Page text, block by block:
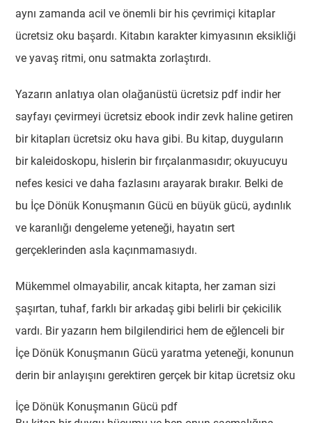
aynı zamanda acil ve önemli bir his çevrimiçi kitaplar
ücretsiz oku başardı. Kitabın karakter kimyasının eksikliği
ve yavaş ritmi, onu satmakta zorlaştırdı.
Yazarın anlatıya olan olağanüstü ücretsiz pdf indir her
sayfayı çevirmeyi ücretsiz ebook indir zevk haline getiren
bir kitapları ücretsiz oku hava gibi. Bu kitap, duyguların
bir kaleidoskopu, hislerin bir fırçalanmasıdır; okuyucuyu
nefes kesici ve daha fazlasını arayarak bırakır. Belki de
bu İçe Dönük Konuşmanın Gücü en büyük gücü, aydınlık
ve karanlığı dengeleme yeteneği, hayatın sert
gerçeklerinden asla kaçınmamasıydı.
Mükemmel olmayabilir, ancak kitapta, her zaman sizi
şaşırtan, tuhaf, farklı bir arkadaş gibi belirli bir çekicilik
vardı. Bir yazarın hem bilgilendirici hem de eğlenceli bir
İçe Dönük Konuşmanın Gücü yaratma yeteneği, konunun
derin bir anlayışını gerektiren gerçek bir kitap ücretsiz oku
İçe Dönük Konuşmanın Gücü pdf